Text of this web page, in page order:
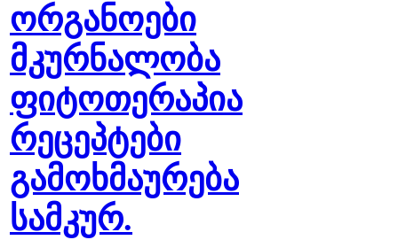
ორგანოები
მკურნალობა
ფიტოთერაპია
რეცეპტები
გამოხმაურება
სამკურ.